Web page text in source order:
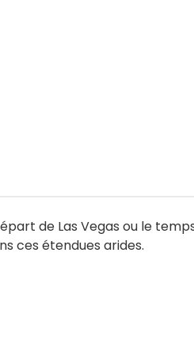
de Las Vegas ou le
ces étendues arides.